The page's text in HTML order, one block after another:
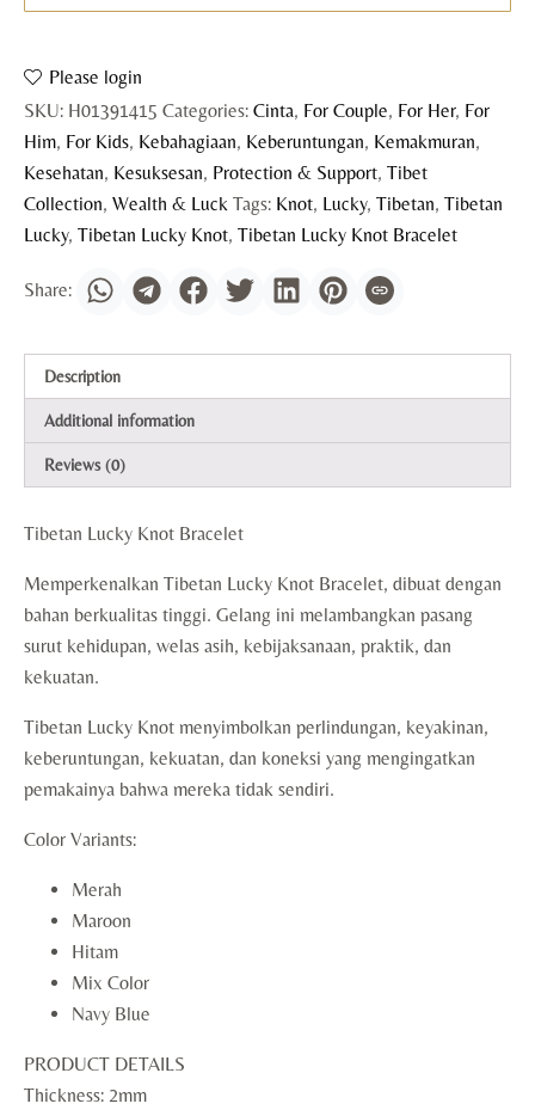
Please login
SKU: H01391415 Categories: Cinta, For Couple, For Her, For
Him, For Kids, Kebahagiaan, Keberuntungan, Kemakmuran,
Kesehatan, Kesuksesan, Protection & Support, Tibet
Collection, Wealth & Luck Tags: Knot, Lucky, Tibetan, Tibetan
Lucky, Tibetan Lucky Knot, Tibetan Lucky Knot Bracelet
Description
Additional information
Reviews (0)
Tibetan Lucky Knot Bracelet
Memperkenalkan Tibetan Lucky Knot Bracelet, dibuat dengan
bahan berkualitas tinggi. Gelang ini melambangkan pasang
surut kehidupan, welas asih, kebijaksanaan, praktik, dan
kekuatan.
Tibetan Lucky Knot menyimbolkan perlindungan, keyakinan,
keberuntungan, kekuatan, dan koneksi yang mengingatkan
pemakainya bahwa mereka tidak sendiri.
Color Variants:
Merah
Maroon
Hitam
Mix Color
Navy Blue
PRODUCT DETAILS
Thickness: 2mm